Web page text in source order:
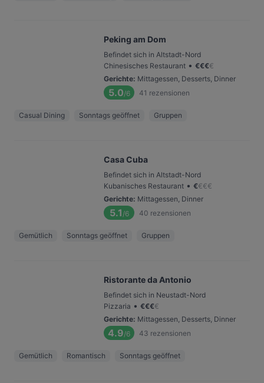
Peking am Dom
Befindet sich in Altstadt-Nord
Chinesisches Restaurant • €€€€
Gerichte: Mittagessen, Desserts, Dinner
5.0/6 41 rezensionen
Casual Dining Sonntags geöffnet Gruppen
Casa Cuba
Befindet sich in Altstadt-Nord
Kubanisches Restaurant • €€€€
Gerichte: Mittagessen, Dinner
5.1 /6 40 rezensionen
Gemütlich Sonntags geöffnet Gruppen
Ristorante da Antonio
Befindet sich in Neustadt-Nord
Pizzaria • €€€€
Gerichte: Mittagessen, Desserts, Dinner
4.9/6 43 rezensionen
Gemütlich Romantisch Sonntags geöffnet